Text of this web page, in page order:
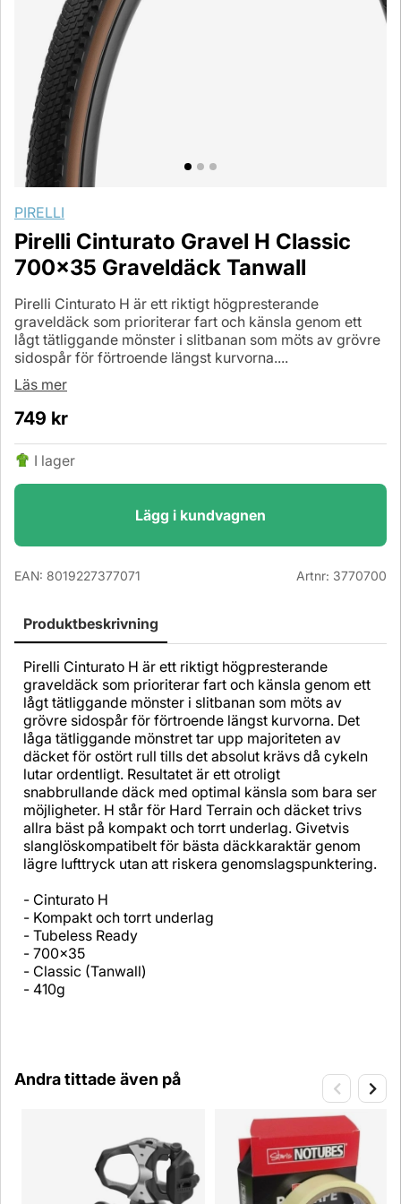
PIRELLI
Pirelli Cinturato Gravel H Classic
700x35 Graveldäck Tanwall
Pirelli Cinturato H är ett riktigt högpresterande
graveldäck som prioriterar fart och känsla genom ett
lågt tätliggande mönster i slitbanan som möts av grövre
sidospår för förtroende längst kurvorna....
Läs mer
749 kr
I lager
Lägg i kundvagnen
EAN: 8019227377071 Artnr: 3770700
Produktbeskrivning
Pirelli Cinturato H är ett riktigt högpresterande
graveldäck som prioriterar fart och känsla genom ett
lågt tätliggande mönster i slitbanan som möts av
grövre sidospår för förtroende längst kurvorna. Det
låga tätliggande mönstret tar upp majoriteten av
däcket för ostört rull tills det absolut krävs då cykeln
lutar ordentligt. Resultatet är ett otroligt
snabbrullande däck med optimal känsla som bara ser
möjligheter. H står för Hard Terrain och däcket trivs
allra bäst på kompakt och torrt underlag. Givetvis
slanglöskompatibelt för bästa däckkaraktär genom
lägre lufttryck utan att riskera genomslagspunktering.
- Cinturato H
- Kompakt och torrt underlag
- Tubeless Ready
- 700x35
- Classic (Tanwall)
- 410g
Andra tittade även på